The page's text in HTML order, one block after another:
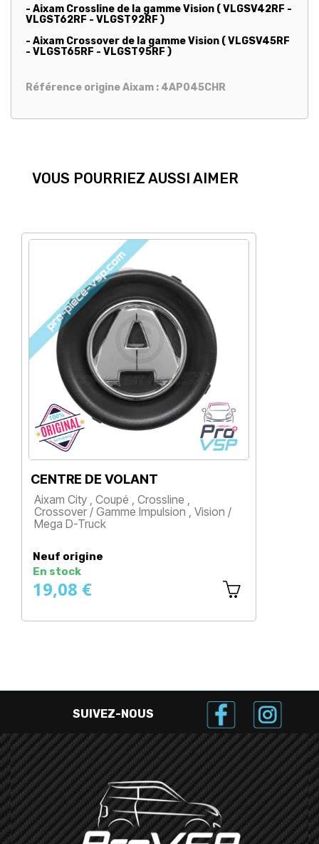
- Aixam Crossline de la gamme Vision ( VLGSV42RF -
VLGST62RF - VLGST92RF )
- Aixam Crossover de la gamme Vision ( VLGSV45RF
- VLGST65RF - VLGST95RF )
Référence origine Aixam : 4AP045CHR
VOUS POURRIEZ AUSSI AIMER
CENTRE DE VOLANT
Aixam City , Coupé , Crossline ,
Crossover / Gamme Impulsion , Vision /
Mega D-Truck
Neuf origine
En stock
19,08 €
SUIVEZ-NOUS